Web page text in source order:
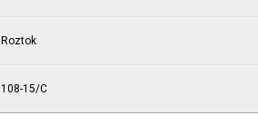
Roztok
108-15/C